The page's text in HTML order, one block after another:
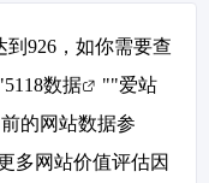
到926，如你需要查
5118数据 ""爱站
的网站数据参
多网站价值评估因